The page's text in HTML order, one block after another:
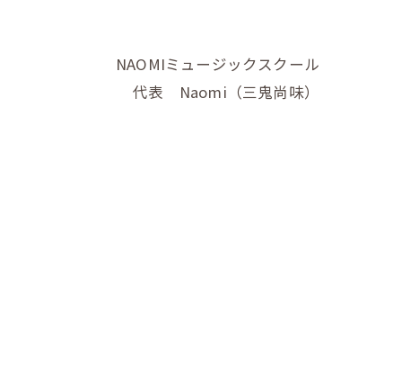
NAOMIミュージックスクール
代表 Naomi（三鬼尚味）